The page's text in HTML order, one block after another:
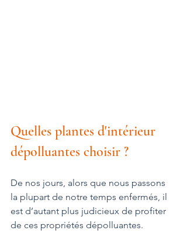
Quelles plantes d'intérieur
dépolluantes choisir ?
De nos jours, alors que nous passons
la plupart de notre temps enfermés, il
est d’autant plus judicieux de profiter
de ces propriétés dépolluantes.